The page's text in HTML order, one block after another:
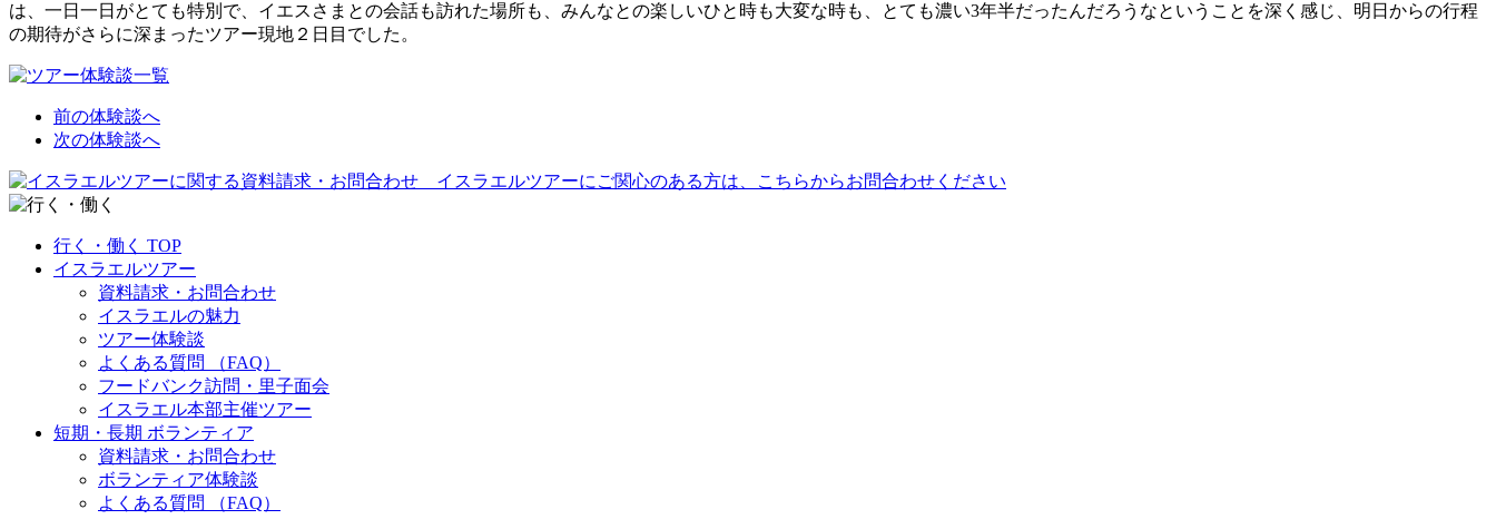
は、一日一日がとても特別で、イエスさまとの会話も訪れた場所も、みんなとの楽しいひと時も大変な時も、とても濃い3年半だったんだろうなということを深く感じ、明日からの行程
の期待がさらに深まったツアー現地２日目でした。
前の体験談へ
次の体験談へ
行く・働く TOP
イスラエルツアー
資料請求・お問合わせ
イスラエルの魅力
ツアー体験談
よくある質問 （FAQ）
フードバンク訪問・里子面会
イスラエル本部主催ツアー
短期・長期 ボランティア
資料請求・お問合わせ
ボランティア体験談
よくある質問 （FAQ）